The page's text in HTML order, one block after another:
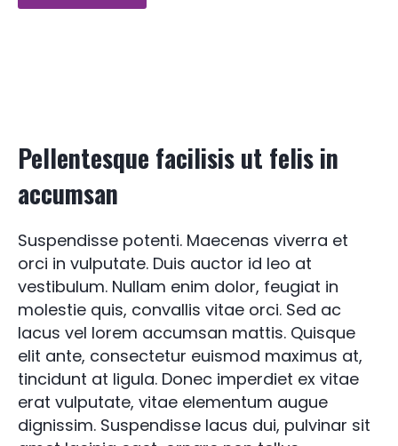
Pellentesque facilisis ut felis in
accumsan
Suspendisse potenti. Maecenas viverra et
orci in vulputate. Duis auctor id leo at
vestibulum. Nullam enim dolor, feugiat in
molestie quis, convallis vitae orci. Sed ac
lacus vel lorem accumsan mattis. Quisque
elit ante, consectetur euismod maximus at,
tincidunt at ligula. Donec imperdiet ex vitae
erat vulputate, vitae elementum augue
dignissim. Suspendisse lacus dui, pulvinar sit